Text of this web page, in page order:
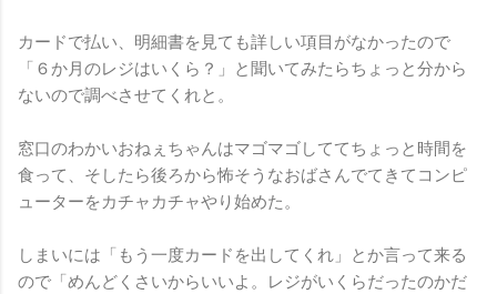
カードで払い、明細書を見ても詳しい項目がなかったので
「６か月のレジはいくら？」と聞いてみたらちょっと分から
ないので調べさせてくれと。
窓口のわかいおねぇちゃんはマゴマゴしててちょっと時間を
食って、そしたら後ろから怖そうなおばさんでてきてコンピ
ューターをカチャカチャやり始めた。
しまいには「もう一度カードを出してくれ」とか言って来る
ので「めんどくさいからいいよ。レジがいくらだったのかだ